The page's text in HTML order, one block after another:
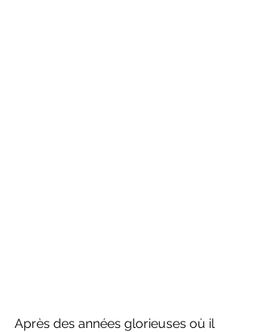
Après des années glorieuses où il